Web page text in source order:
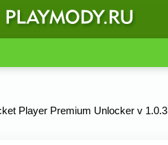
Player Premium Unlocker v 1.0.3